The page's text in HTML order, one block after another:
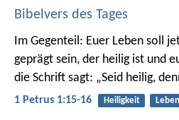
Bibelvers des Tages
Im Gegenteil: Euer Leben soll
geprägt sein, der heilig ist und
die Schrift sagt: „Seid heilig,
1 Petrus 1:15-16 Heiligkeit Leben